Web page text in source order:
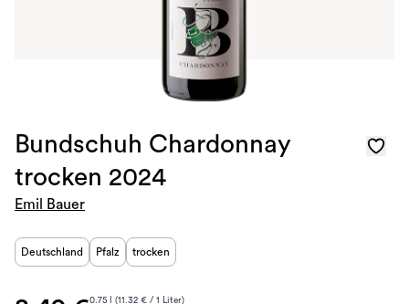
Bundschuh Chardonnay
trocken 2024
Emil Bauer
Deutschland Pfalz trocken
0.75 l (11.32 € / 1 Liter)